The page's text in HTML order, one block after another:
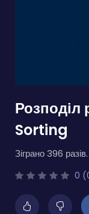
Розподіл
Sorting
Зіграно 396 разів.
0